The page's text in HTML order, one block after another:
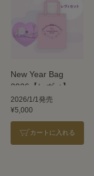
New Year Bag
2026【レヴィ】
2026/1/1発売
¥5,000
カートに入れる